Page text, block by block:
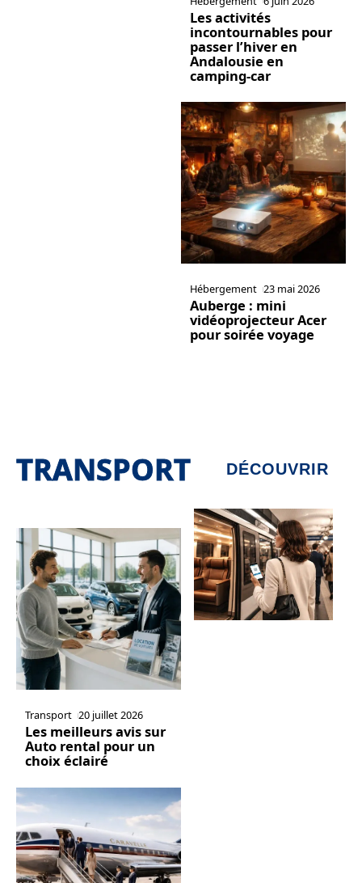
Les activités
incontournables pour
passer l’hiver en
Andalousie en
camping-car
Hébergement 23 mai 2026
Auberge : mini
vidéoprojecteur Acer
pour soirée voyage
TRANSPORT DÉCOUVRIR
Transport 20 juillet 2026
Les meilleurs avis sur
Auto rental pour un
choix éclairé